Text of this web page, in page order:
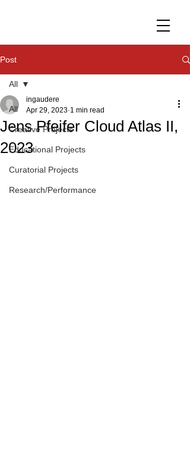
Post
All
Creative Projects
Educational Projects
Curatorial Projects
Research/Performance
All
Jens Pfeifer Cloud Atlas II,
2023
ingaudere
Apr 29, 2023 1 min read